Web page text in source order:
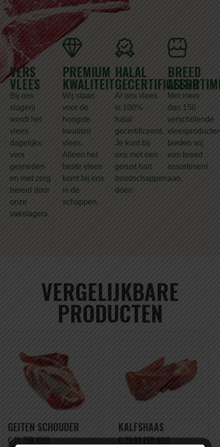
VERS
VLEES
Bij ons
slagerij
wordt het
vlees
dagelijks
vers
gesneden
en met zorg
bereid door
onze
vakslagers.
PREMIUM
KWALITEIT
Wij staan
voor de
hoogste
kwaliteit
vlees.
Alleen het
beste vlees
komt bij ons
in de
schappen.
HALAL
GECERTIFICEERD
Al ons vlees
is 100%
halal
gecertificeerd.
Je kunt bij
ons met een
gerust hart
boodschappen
doen
BREED
Met meer
dan 150
verschillende
bieden wij
een breed
assortiment
aan.
VERGELIJKBARE
PRODUCTEN
GEITEN SCHOUDER
€ 11, PER KILO
KALFSHAAS
€ 29,99 PER KILO